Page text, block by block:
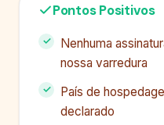
Pontos Positivos
Nenhuma
nossa varredura
País de
declarado